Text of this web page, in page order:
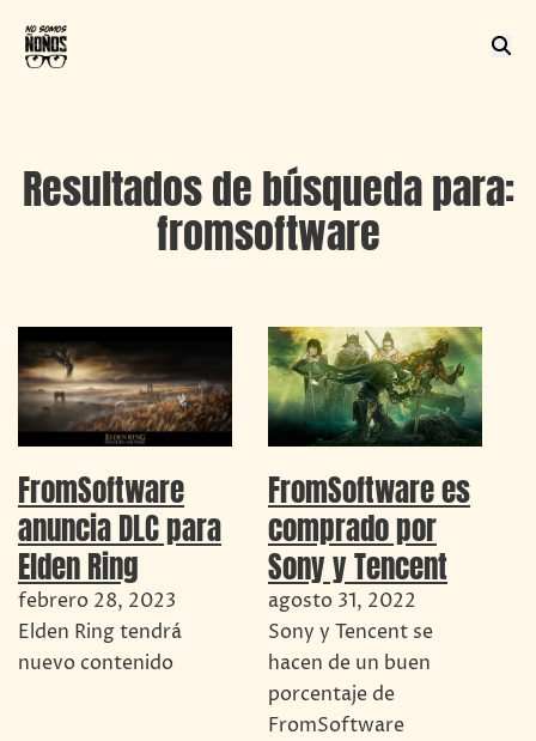
Resultados de búsqueda para:
fromsoftware
FromSoftware
anuncia DLC para
Elden Ring
febrero 28, 2023
Elden Ring tendrá
nuevo contenido
FromSoftware es
comprado por
Sony y Tencent
agosto 31, 2022
Sony y Tencent se
hacen de un buen
porcentaje de
FromSoftware